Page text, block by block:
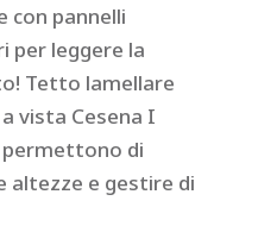
con pannelli
per leggere la
Tetto lamellare
vista Cesena I
di
altezze e gestire di